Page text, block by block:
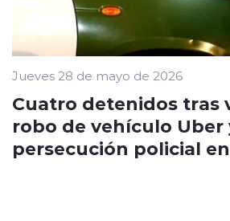
Jueves 28 de mayo de 2026
Cuatro detenidos tras
robo de vehículo Uber
persecución policial